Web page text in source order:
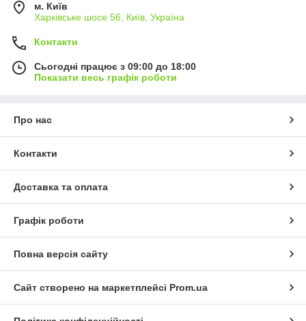
м. Київ
Харківське шосе 56, Київ, Україна
Контакти
Сьогодні працює з 09:00 до 18:00
Показати весь графік роботи
Про нас
Контакти
Доставка та оплата
Графік роботи
Повна версія сайту
Сайт створено на маркетплейсі Prom.ua